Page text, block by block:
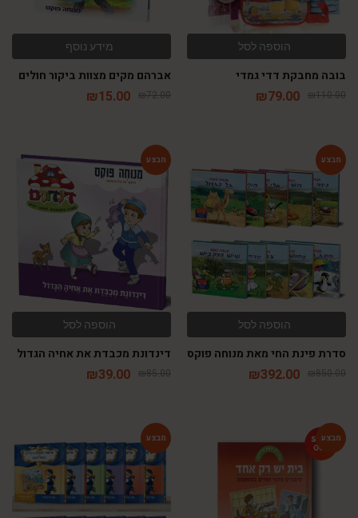
הוספה לסל
בובה מחבקת דדי גמדי
₪110.00
₪79.00
מידע נוסף
אברהם מקים מצוות ביקור חולים
₪72.00
₪15.00
-54%
הוספה לסל
סדרת פינת החי מאת מנוחה פוקס
₪850.00
₪392.00
הוספה לסל
דינדונת מכבדת את אחיה הגדול
₪85.00
₪39.00